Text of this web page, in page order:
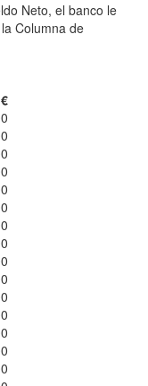
Neto, el banco le
Columna de